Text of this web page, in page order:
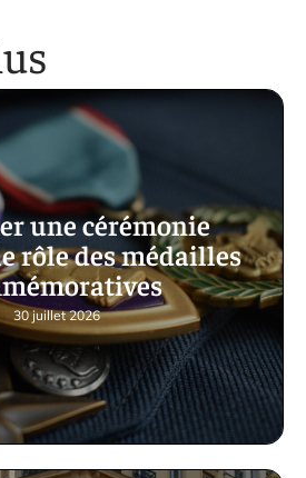
une cérémonie
rôle des médailles
30 juillet 2026